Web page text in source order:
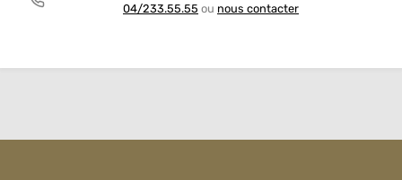
04/233.55.55 ou nous contacter